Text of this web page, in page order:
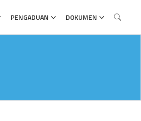
PENGADUAN DOKUMEN